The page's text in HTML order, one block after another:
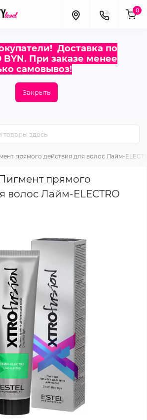
Доставка по
BYN. При заказе менее
самовывоз!
Закрыть
0
прямого действия для волос Лайм-
Пигмент прямого
волос Лайм-ELECTRO